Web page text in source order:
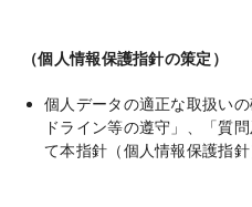
（個人情報保護指針の策定）
個人データの適正な取扱い
ドライン等の遵守」、「質
て本指針（個人情報保護指針